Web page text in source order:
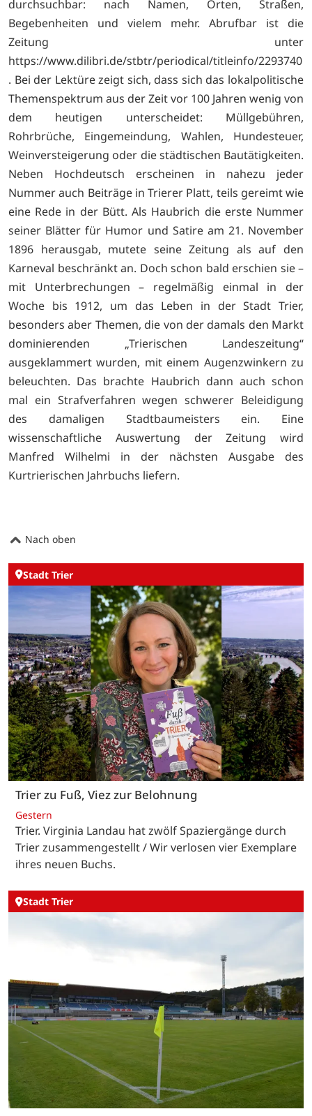
durchsuchbar: nach Namen, Orten, Straßen,
Begebenheiten und vielem mehr. Abrufbar ist die
Zeitung unter
https://www.dilibri.de/stbtr/periodical/titleinfo/2293740
. Bei der Lektüre zeigt sich, dass sich das lokalpolitische
Themenspektrum aus der Zeit vor 100 Jahren wenig von
dem heutigen unterscheidet: Müllgebühren,
Rohrbrüche, Eingemeindung, Wahlen, Hundesteuer,
Weinversteigerung oder die städtischen Bautätigkeiten.
Neben Hochdeutsch erscheinen in nahezu jeder
Nummer auch Beiträge in Trierer Platt, teils gereimt wie
eine Rede in der Bütt. Als Haubrich die erste Nummer
seiner Blätter für Humor und Satire am 21. November
1896 herausgab, mutete seine Zeitung als auf den
Karneval beschränkt an. Doch schon bald erschien sie –
mit Unterbrechungen – regelmäßig einmal in der
Woche bis 1912, um das Leben in der Stadt Trier,
besonders aber Themen, die von der damals den Markt
dominierenden „Trierischen Landeszeitung“
ausgeklammert wurden, mit einem Augenzwinkern zu
beleuchten. Das brachte Haubrich dann auch schon
mal ein Strafverfahren wegen schwerer Beleidigung
des damaligen Stadtbaumeisters ein. Eine
wissenschaftliche Auswertung der Zeitung wird
Manfred Wilhelmi in der nächsten Ausgabe des
Kurtrierischen Jahrbuchs liefern.
Nach oben
Stadt Trier
Trier zu Fuß, Viez zur Belohnung
Gestern
Trier. Virginia Landau hat zwölf Spaziergänge durch
Trier zusammengestellt / Wir verlosen vier Exemplare
ihres neuen Buchs.
Stadt Trier